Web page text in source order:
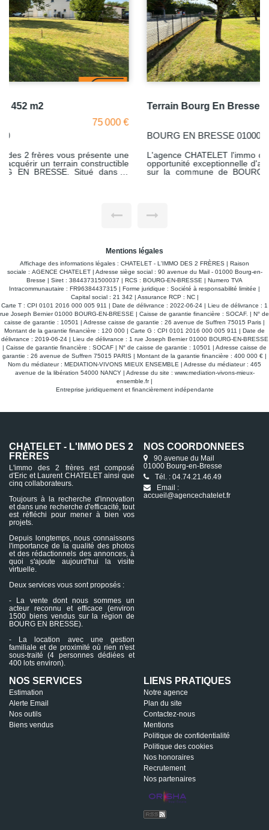
Terrain Bourg En Bresse 452 m2
L'agence CHATELET l'immo des 2 frères vous présente une
opportunité exceptionnelle d'acquérir un terrain constructible
sur la commune de BOURG EN BRESSE. Situé dans le
l'agence CHATELET l'immo des 2 frères pour plus
Mentions légales
Affichage des informations légales : CHATELET - L'IMMO DES 2 FRÈRES | Raison
sociale : AGENCE CHATELET | Adresse siège social : 90 avenue du Mail - 01000 Bourg-en-
Bresse | Siret : 38443731500037 | RCS : BOURG-EN-BRESSE | Numero TVA
Intracommunautaire : FR96384437315 | Forme juridique : Société à responsabilité limitée |
Capital social : 21 342 | Assurance RCP : NC |
Carte T : CPI 0101 2016 000 005 911 | Date de délivrance : 2022-06-24 | Lieu de délivrance : 1
rue Joseph Bernier 01000 BOURG-EN-BRESSE | Caisse de garantie financière : SOCAF. | N° de
caisse de garantie : 10501 | Adresse caisse de garantie : 26 avenue de Suffren 75015 Paris |
Montant de la garantie financière : 120 000 | Carte G : CPI 0101 2016 000 005 911 | Date de
délivrance : 2019-06-24 | Lieu de délivrance : 1 rue Joseph Bernier 01000 BOURG-EN-BRESSE
| Caisse de garantie financière : SOCAF | N° de caisse de garantie : 10501 | Adresse caisse de
garantie : 26 avenue de Suffren 75015 PARIS | Montant de la garantie financière : 400 000 € |
Nom du médiateur : MEDIATION-VIVONS MIEUX ENSEMBLE | Adresse du médiateur : 465
avenue de la libération 54000 NANCY | Adresse du site : www.mediation-vivons-mieux-
ensemble.fr|
Entreprise juridiquement et financièrement indépendante
CHATELET - L'IMMO DES 2
FRÈRES
L'immo des 2 frères est composé
d'Eric et Laurent CHATELET ainsi que
cinq collaborateurs.
Toujours à la recherche d'innovation
et dans une recherche d'efficacité, tout
est réfléchi pour mener à bien vos
projets.
Depuis longtemps, nous connaissons
l'importance de la qualité des photos
et des rédactionnels des annonces, à
quoi s'ajoute aujourd'hui la visite
virtuelle.
Deux services vous sont proposés :
- La vente dont nous sommes un
acteur reconnu et efficace (environ
1500 biens vendus sur la région de
BOURG EN BRESSE).
- La location avec une gestion
familiale et de proximité où rien n'est
sous-traité (4 personnes dédiées et
400 lots environ).
NOS COORDONNÉES
90 avenue du Mail
01000 Bourg-en-Bresse
Tél. : 04.74.21.46.49
Email :
accueil@agencechatelet.fr
NOS SERVICES
Estimation
Alerte Email
Nos outils
Biens vendus
LIENS PRATIQUES
Notre agence
Plan du site
Contactez-nous
Mentions
Politique de confidentialité
Politique des cookies
Nos honoraires
Recrutement
Nos partenaires